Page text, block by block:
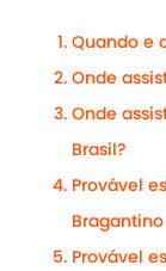
Quando e
Onde
Onde
Brasil?
Provável
Bragantino
Provável